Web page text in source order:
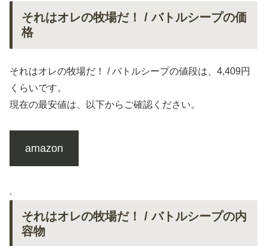
それはオレの牧場だ！ / バトルシープの価
格
それはオレの牧場だ！ / バトルシープの値段は、4,409円
くらいです。
現在の最安値は、以下からご確認ください。
amazon
.
それはオレの牧場だ！ / バトルシープの内
容物